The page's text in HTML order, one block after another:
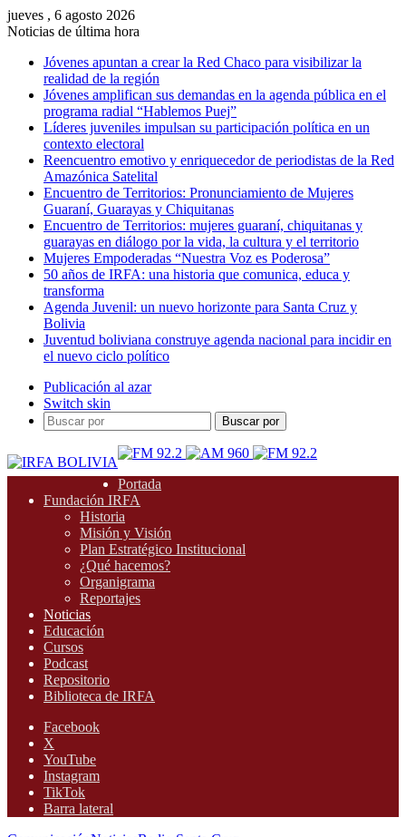
jueves , 6 agosto 2026
Noticias de última hora
Jóvenes apuntan a crear la Red Chaco para visibilizar la
realidad de la región
Jóvenes amplifican sus demandas en la agenda pública en el
programa radial “Hablemos Puej”
Líderes juveniles impulsan su participación política en un
contexto electoral
Reencuentro emotivo y enriquecedor de periodistas de la Red
Amazónica Satelital
Encuentro de Territorios: Pronunciamiento de Mujeres
Guaraní, Guarayas y Chiquitanas
Encuentro de Territorios: mujeres guaraní, chiquitanas y
guarayas en diálogo por la vida, la cultura y el territorio
Mujeres Empoderadas “Nuestra Voz es Poderosa”
50 años de IRFA: una historia que comunica, educa y
transforma
Agenda Juvenil: un nuevo horizonte para Santa Cruz y
Bolivia
Juventud boliviana construye agenda nacional para incidir en
el nuevo ciclo político
Publicación al azar
Switch skin
Buscar por
Portada
Fundación IRFA
Historia
Misión y Visión
Plan Estratégico Institucional
¿Qué hacemos?
Organigrama
Reportajes
Noticias
Educación
Cursos
Podcast
Repositorio
Biblioteca de IRFA
Facebook
X
YouTube
Instagram
TikTok
Barra lateral